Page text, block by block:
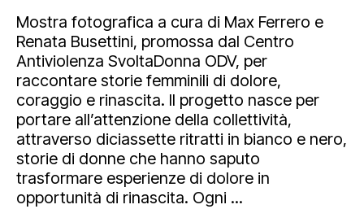
Mostra fotografica a cura di Max Ferrero e
Renata Busettini, promossa dal Centro
Antiviolenza SvoltaDonna ODV, per
raccontare storie femminili di dolore,
coraggio e rinascita. Il progetto nasce per
portare all’attenzione della collettività,
attraverso diciassette ritratti in bianco e nero,
storie di donne che hanno saputo
trasformare esperienze di dolore in
opportunità di rinascita. Ogni ...